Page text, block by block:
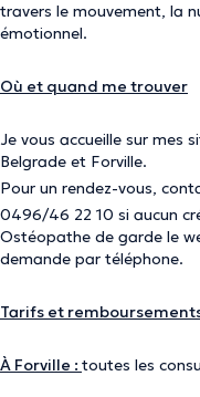
travers le mouvement, la
émotionnel.
Où et quand me trouver
Je vous accueille sur mes
Belgrade et Forville.
Pour un rendez-vous,
0496/46 22 10 si aucun
Ostéopathe de garde le
demande par téléphone.
Tarifs et
À Forville : toutes les